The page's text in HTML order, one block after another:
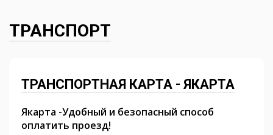
ТРАНСПОРТ
ТРАНСПОРТНАЯ КАРТА - ЯКАРТА
Якарта -Удобный и безопасный способ
оплатить проезд!